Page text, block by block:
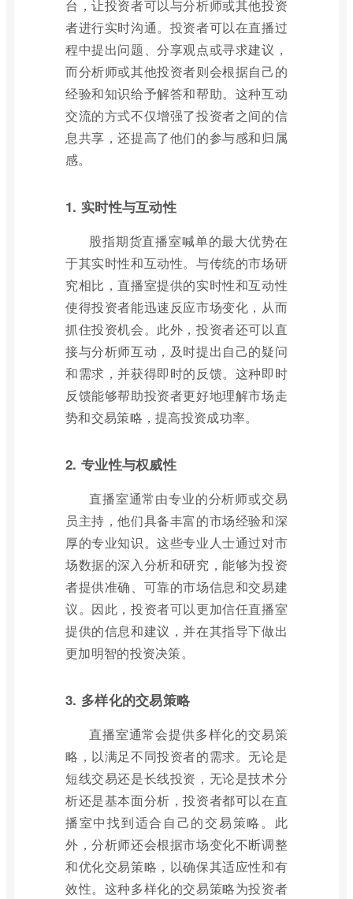
台，让投资者可以与分析师或其他投资
者进行实时沟通。投资者可以在直播过
程中提出问题、分享观点或寻求建议，
而分析师或其他投资者则会根据自己的
经验和知识给予解答和帮助。这种互动
交流的方式不仅增强了投资者之间的信
息共享，还提高了他们的参与感和归属
感。
1. 实时性与互动性
股指期货直播室喊单的最大优势在
于其实时性和互动性。与传统的市场研
究相比，直播室提供的实时性和互动性
使得投资者能迅速反应市场变化，从而
抓住投资机会。此外，投资者还可以直
接与分析师互动，及时提出自己的疑问
和需求，并获得即时的反馈。这种即时
反馈能够帮助投资者更好地理解市场走
势和交易策略，提高投资成功率。
2. 专业性与权威性
直播室通常由专业的分析师或交易
员主持，他们具备丰富的市场经验和深
厚的专业知识。这些专业人士通过对市
场数据的深入分析和研究，能够为投资
者提供准确、可靠的市场信息和交易建
议。因此，投资者可以更加信任直播室
提供的信息和建议，并在其指导下做出
更加明智的投资决策。
3. 多样化的交易策略
直播室通常会提供多样化的交易策
略，以满足不同投资者的需求。无论是
短线交易还是长线投资，无论是技术分
析还是基本面分析，投资者都可以在直
播室中找到适合自己的交易策略。此
外，分析师还会根据市场变化不断调整
和优化交易策略，以确保其适应性和有
效性。这种多样化的交易策略为投资者